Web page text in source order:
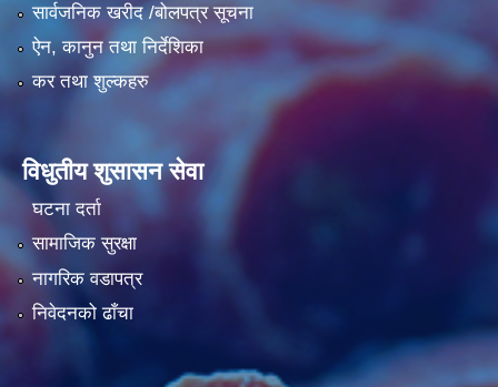
सार्वजनिक खरीद /बोलपत्र सूचना
ऐन, कानुन तथा निर्देशिका
कर तथा शुल्कहरु
विधुतीय शुसासन सेवा
घटना दर्ता
सामाजिक सुरक्षा
नागरिक वडापत्र
निवेदनको ढाँचा